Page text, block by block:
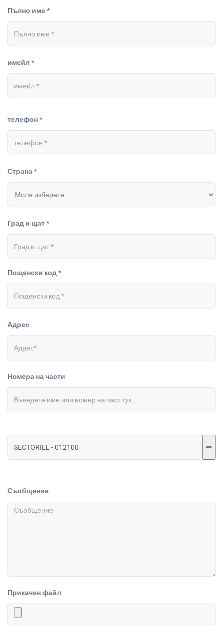
Пълно име *
имейл *
телефон *
Страна *
Град и щат *
Пощенски код *
Адрес
Номера на части
Съобщение
Прикачен файл